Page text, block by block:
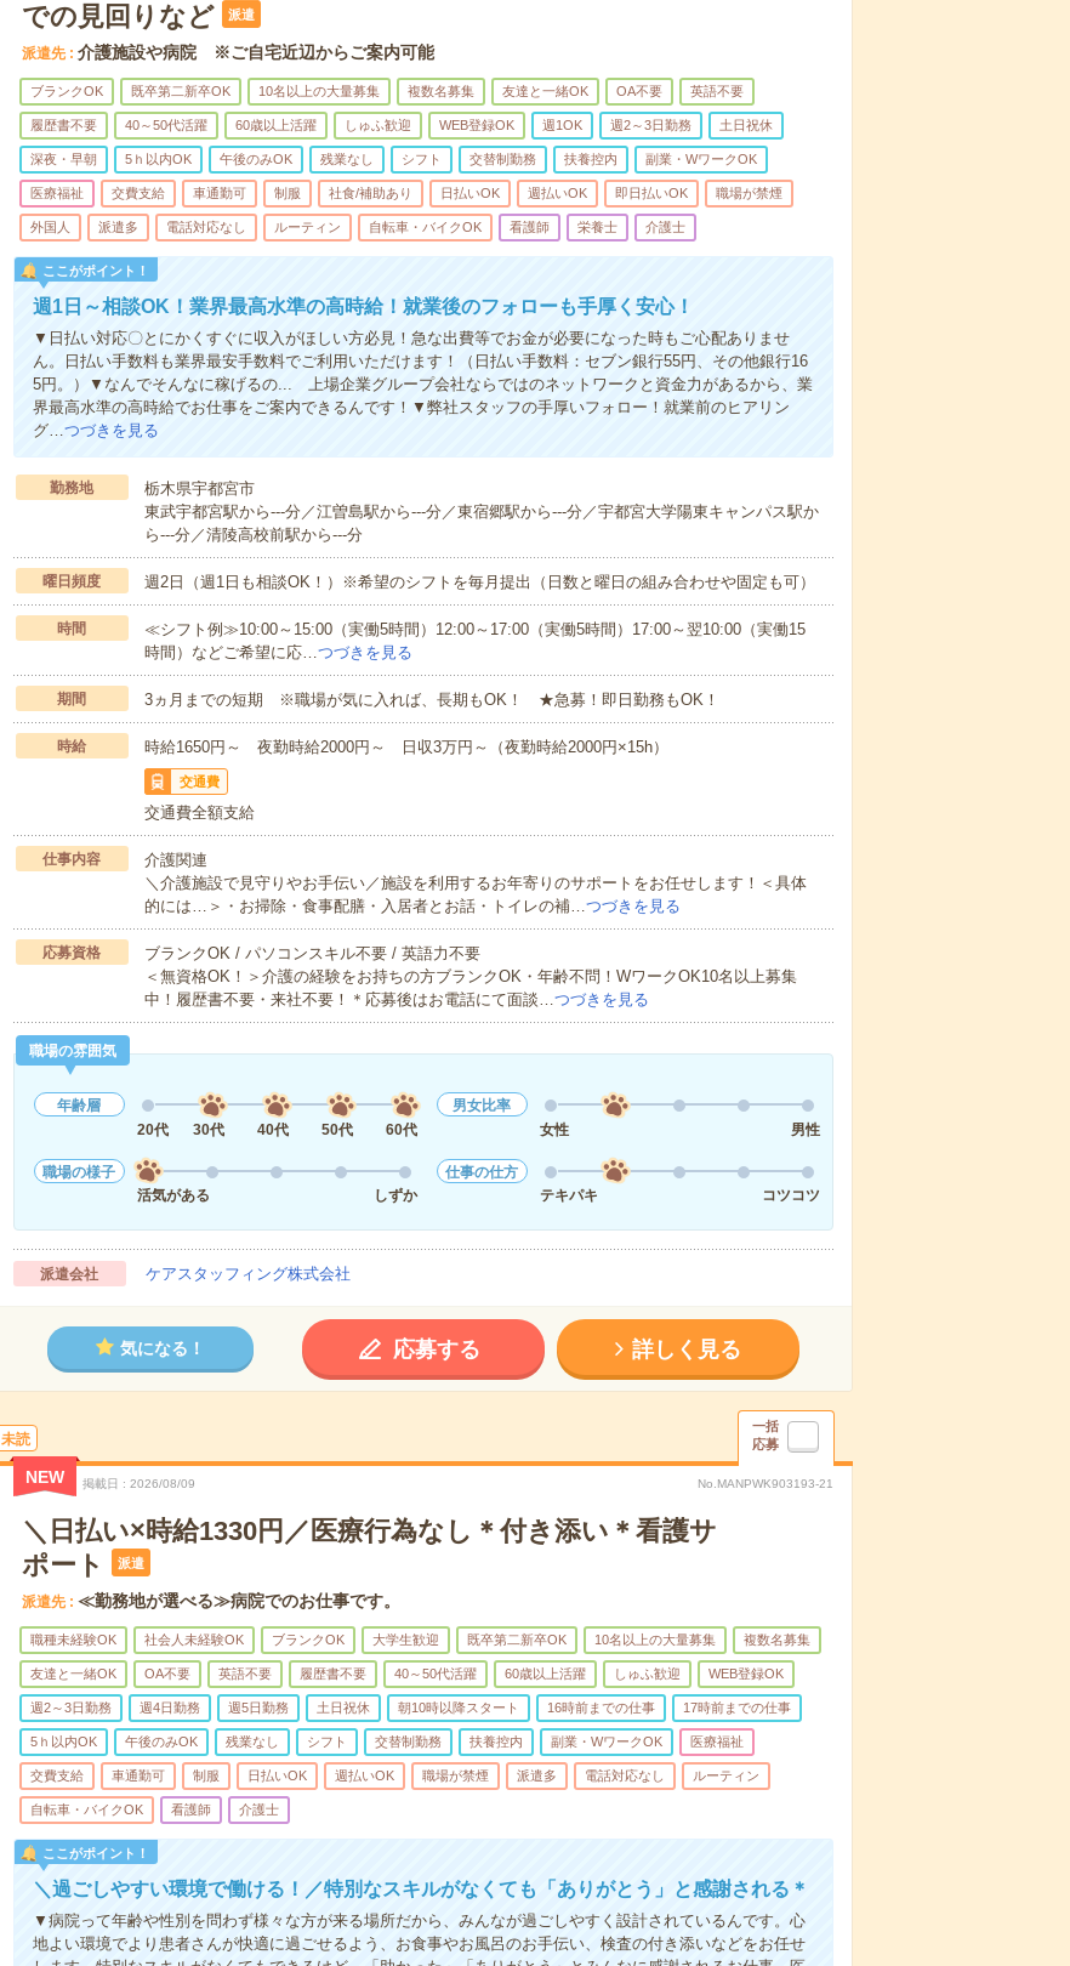
での見回りなど
派遣
派遣先 介護施設や病院 ※ご自宅近辺からご案内可能
ブランクOK 既卒第二新卒OK 10名以上の大量募集 複数名募集 友達と一緒OK OA不要 英語不要
履歴書不要 40～50代活躍 60歳以上活躍 しゅふ歓迎 WEB登録OK 週1OK 週2～3日勤務 土日祝休
深夜・早朝 5ｈ以内OK 午後のみOK 残業なし シフト 交替制勤務 扶養控内 副業・WワークOK
医療福祉 交費支給 車通勤可 制服 社食/補助あり 日払いOK 週払いOK 即日払いOK 職場が禁煙
外国人 派遣多 電話対応なし ルーティン 自転車・バイクOK 看護師 栄養士 介護士
ここがポイント！
週1日～相談OK！業界最高水準の高時給！就業後のフォローも手厚く安心！
▼日払い対応〇とにかくすぐに収入がほしい方必見！急な出費等でお金が必要になった時もご心配ありませ
ん。日払い手数料も業界最安手数料でご利用いただけます！（日払い手数料：セブン銀行55円、その他銀行16
5円。）▼なんでそんなに稼げるの... 上場企業グループ会社ならではのネットワークと資金力があるから、業
界最高水準の高時給でお仕事をご案内できるんです！▼弊社スタッフの手厚いフォロー！就業前のヒアリン
グ…つづきを見る
勤務地
栃木県宇都宮市
東武宇都宮駅から---分／江曽島駅から---分／東宿郷駅から---分／宇都宮大学陽東キャンパス駅か
ら---分／清陵高校前駅から---分
曜日頻度 週2日（週1日も相談OK！）※希望のシフトを毎月提出（日数と曜日の組み合わせや固定も可）
時間
≪シフト例≫10:00～15:00（実働5時間）12:00～17:00（実働5時間）17:00～翌10:00（実働15
時間）などご希望に応…つづきを見る
期間 3ヵ月までの短期 ※職場が気に入れば、長期もOK！ ★急募！即日勤務もOK！
時給 時給1650円～ 夜勤時給2000円～ 日収3万円～（夜勤時給2000円×15h）
交通費
交通費全額支給
仕事内容
介護関連
＼介護施設で見守りやお手伝い／施設を利用するお年寄りのサポートをお任せします！＜具体
的には…＞・お掃除・食事配膳・入居者とお話・トイレの補…つづきを見る
応募資格
ブランクOK / パソコンスキル不要 / 英語力不要
＜無資格OK！＞介護の経験をお持ちの方ブランクOK・年齢不問！WワークOK10名以上募集
中！履歴書不要・来社不要！＊応募後はお電話にて面談…つづきを見る
職場の雰囲気
年齢層
20代
30代 40代 50代 60代
男女比率
女性
男性
職場の様子
活気がある
しずか
仕事の仕方
テキパキ
コツコツ
派遣会社 ケアスタッフィング株式会社
気になる！ 応募する 詳しく見る
未読
一括
応募
NEW 掲載日 2026/08/09 No.MANPWK903193-21
＼日払い×時給1330円／医療行為なし＊付き添い＊看護サ
ポート
派遣
派遣先 ≪勤務地が選べる≫病院でのお仕事です。
職種未経験OK 社会人未経験OK ブランクOK 大学生歓迎 既卒第二新卒OK 10名以上の大量募集 複数名募集
友達と一緒OK OA不要 英語不要 履歴書不要 40～50代活躍 60歳以上活躍 しゅふ歓迎 WEB登録OK
週2～3日勤務 週4日勤務 週5日勤務 土日祝休 朝10時以降スタート 16時前までの仕事 17時前までの仕事
5ｈ以内OK 午後のみOK 残業なし シフト 交替制勤務 扶養控内 副業・WワークOK 医療福祉
交費支給 車通勤可 制服 日払いOK 週払いOK 職場が禁煙 派遣多 電話対応なし ルーティン
自転車・バイクOK 看護師 介護士
ここがポイント！
＼過ごしやすい環境で働ける！／特別なスキルがなくても「ありがとう」と感謝される＊
▼病院って年齢や性別を問わず様々な方が来る場所だから、みんなが過ごしやすく設計されているんです。心
地よい環境でより患者さんが快適に過ごせるよう、お食事やお風呂のお手伝い、検査の付き添いなどをお任せ